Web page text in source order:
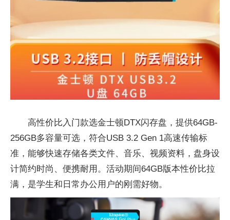
高性价比入门款选金士顿DTX闪存盘，提供64GB-
256GB多容量可选，符合USB 3.2 Gen 1高速传输标
准，能够快速存储各类文件、音乐、视频资料，盘身设
计简约时尚、便携耐用。活动期间64GB版本性价比拉
满，是学生和日常办公用户的刚需好物。